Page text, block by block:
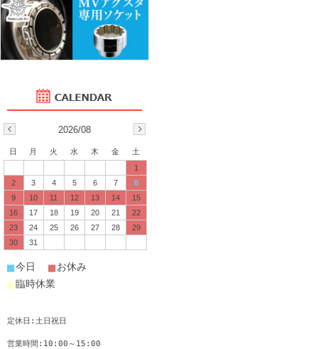
2026/08
日 月 火 水 木 金
土
1
2
3 4 5 6 7
8
9
10 11 12 13 14
15
16
17 18 19 20 21
22
23
24 25 26 27 28
29
30
31
■今日 ■お休み
■臨時休業
定休日:土日祝日
営業時間:10:00～15:00